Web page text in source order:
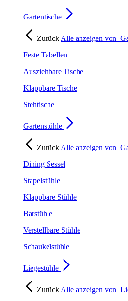
Gartentische
Zurück Alle anzeigen von
Feste Tabellen
Ausziehbare Tische
Klappbare Tische
Stehtische
Gartenstühle
Zurück Alle anzeigen von
Dining Sessel
Stapelstühle
Klappbare Stühle
Barstühle
Verstellbare Stühle
Schaukelstühle
Liegestühle
Zurück Alle anzeigen von